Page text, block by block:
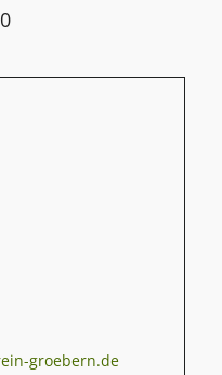
groebern.de